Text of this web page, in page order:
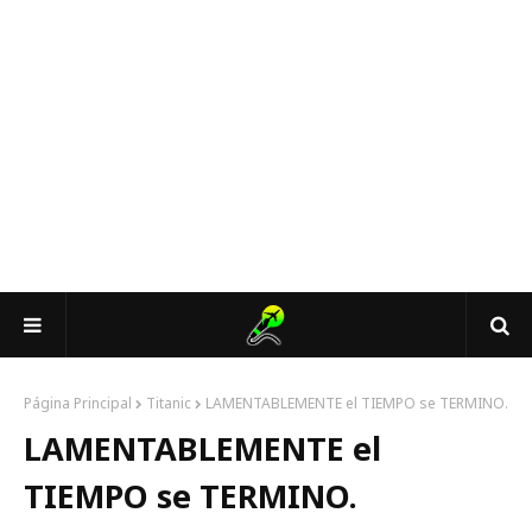
Página Principal Titanic LAMENTABLEMENTE el TIEMPO se TERMINO.
LAMENTABLEMENTE el
TIEMPO se TERMINO.